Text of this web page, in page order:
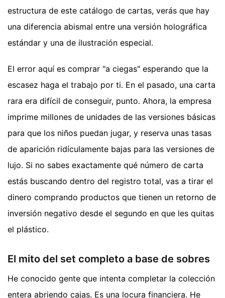
estructura de este catálogo de cartas, verás que hay
una diferencia abismal entre una versión holográfica
estándar y una de ilustración especial.
El error aquí es comprar "a ciegas" esperando que la
escasez haga el trabajo por ti. En el pasado, una carta
rara era difícil de conseguir, punto. Ahora, la empresa
imprime millones de unidades de las versiones básicas
para que los niños puedan jugar, y reserva unas tasas
de aparición ridículamente bajas para las versiones de
lujo. Si no sabes exactamente qué número de carta
estás buscando dentro del registro total, vas a tirar el
dinero comprando productos que tienen un retorno de
inversión negativo desde el segundo en que les quitas
el plástico.
El mito del set completo a base de sobres
He conocido gente que intenta completar la colección
entera abriendo cajas. Es una locura financiera. He